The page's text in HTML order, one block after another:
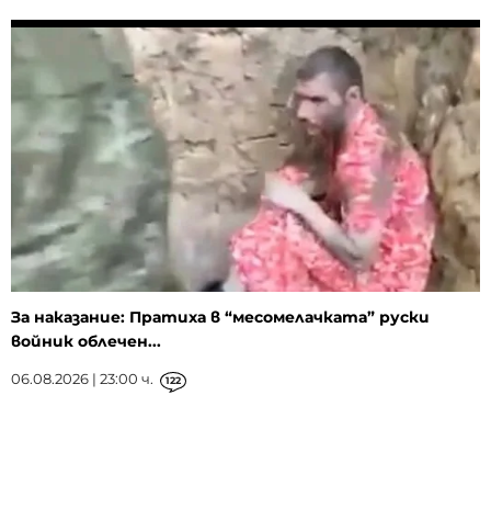
За наказание: Пратиха в “месомелачката” руски
войник облечен...
06.08.2026 | 23:00 ч. 122